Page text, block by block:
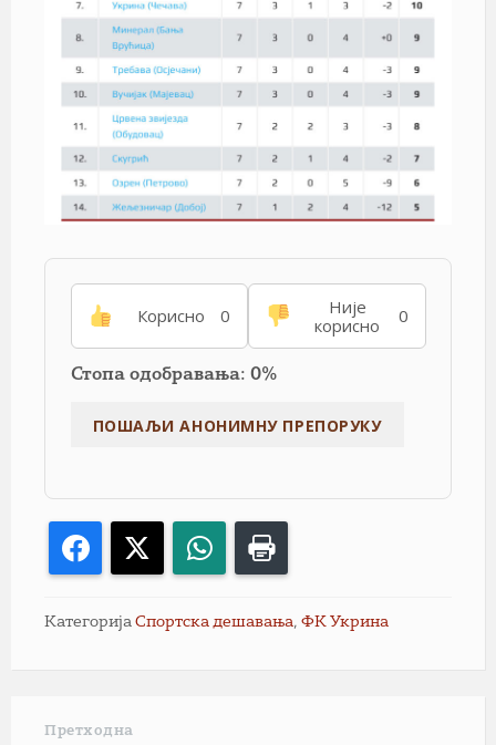
Корисно 0
Није
корисно
0
Стопа одобравања: 0%
Facebook WhatsApp
Категорија Спортска дешавања, ФК Укрина
Претходна